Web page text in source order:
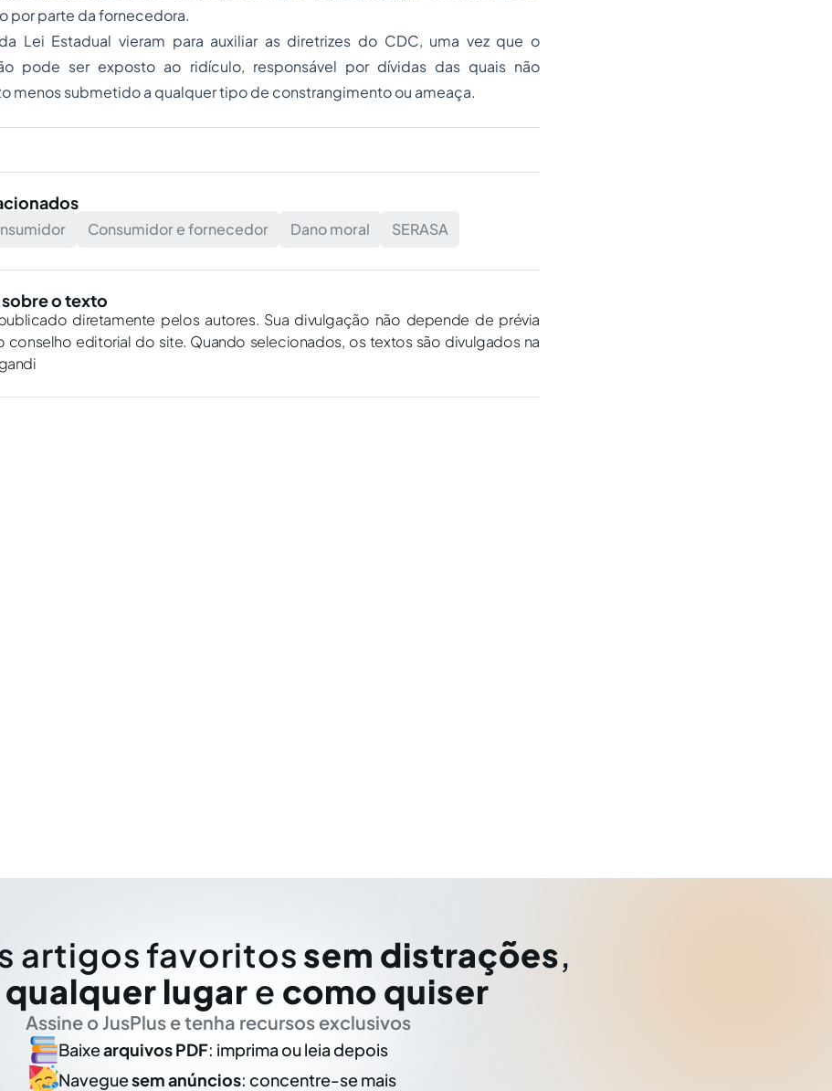
por parte da fornecedora.
Lei Estadual vieram para auxiliar as diretrizes do CDC, uma vez que o
pode ser exposto ao ridículo, responsável por dívidas das quais não
menos submetido a qualquer tipo de constrangimento ou ameaça.
Consumidor e fornecedor Dano moral SERASA
o texto
diretamente pelos autores. Sua divulgação não depende de prévia
conselho editorial do site. Quando selecionados, os textos são divulgados na
artigos favoritos sem distrações,
qualquer lugar e como quiser
Assine o JusPlus e tenha recursos exclusivos
Baixearquivos PDF: imprima ou leia depois
Naveguesem anúncios: concentre-se mais